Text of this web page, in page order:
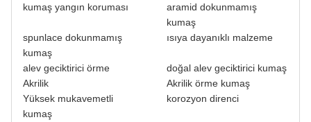
kumaş yangın koruması
aramid dokunmamış
kumaş
spunlace dokunmamış
kumaş
ısıya dayanıklı malzeme
alev geciktirici örme
doğal alev geciktirici kumaş
Akrilik
Akrilik örme kumaş
Yüksek mukavemetli
kumaş
korozyon direnci